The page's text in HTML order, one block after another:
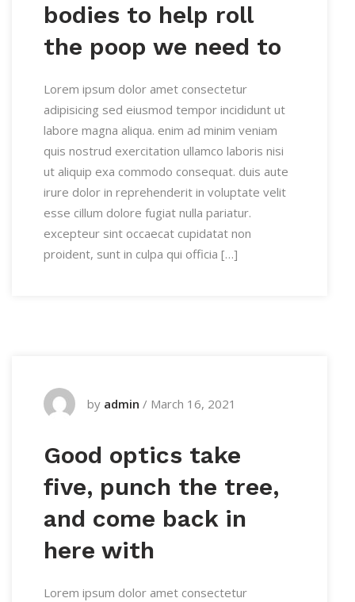
bodies to help roll
the poop we need to
Lorem ipsum dolor amet consectetur
adipisicing sed eiusmod tempor incididunt ut
labore magna aliqua. enim ad minim veniam
quis nostrud exercitation ullamco laboris nisi
ut aliquip exa commodo consequat. duis aute
irure dolor in reprehenderit in voluptate velit
esse cillum dolore fugiat nulla pariatur.
excepteur sint occaecat cupidatat non
proident, sunt in culpa qui officia […]
by admin / March 16, 2021
Good optics take
five, punch the tree,
and come back in
here with
Lorem ipsum dolor amet consectetur